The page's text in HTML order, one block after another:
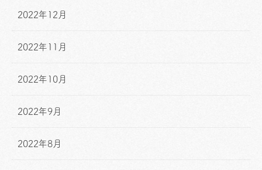
2022年12月
2022年11月
2022年10月
2022年9月
2022年8月